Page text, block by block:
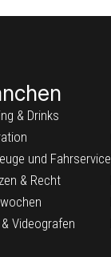
& Drinks
und Fahrservice
& Recht
Videografen